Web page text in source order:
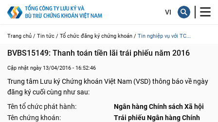
Trang chủ / Tin tức / Tổ chức đăng ký chứng khoán / Tin nghiệp vụ với TC...
BVBS15149: Thanh toán tiền lãi trái phiếu năm 2016
Cập nhật ngày 13/04/2016 - 16:52:46
Trung tâm Lưu ký Chứng khoán Việt Nam (VSD) thông báo về ngày
đăng ký cuối cùng như sau:
Tên tổ chức phát hành:
Ngân hàng Chính sách Xã hội
Tên chứng khoán:
Trái phiếu Ngân hàng Chính